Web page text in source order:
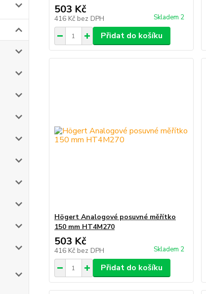
503 Kč
416 Kč bez DPH Skladem 2
Přidat do košíku
Högert Analogové posuvné měřítko
150 mm HT4M270
503 Kč
416 Kč bez DPH Skladem 2
Přidat do košíku